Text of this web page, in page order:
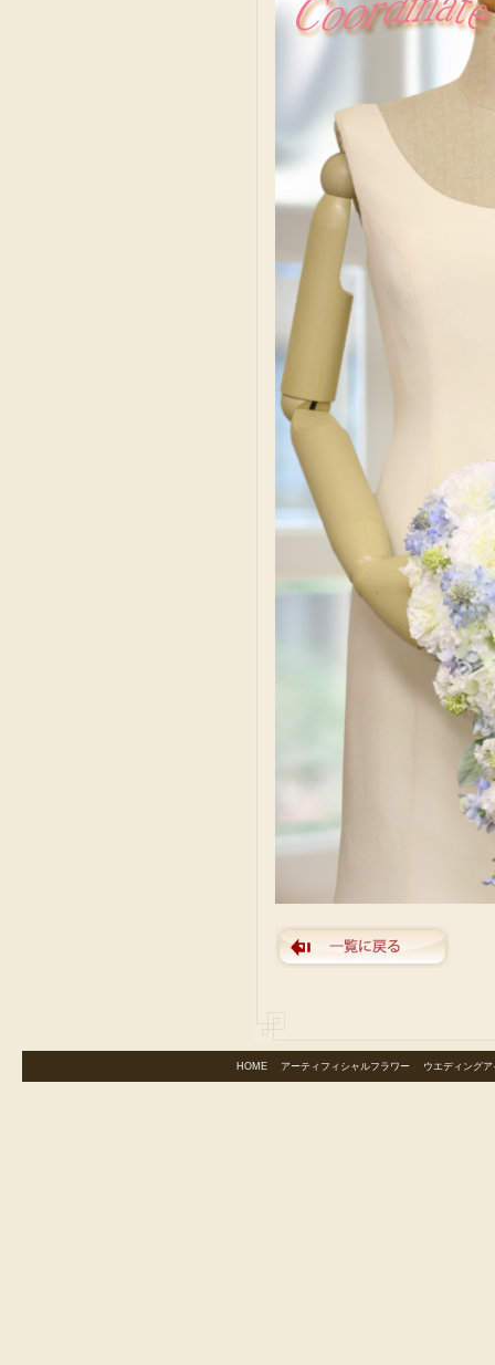
HOME｜ アーティフィシャルフラワー｜ ウエディングア